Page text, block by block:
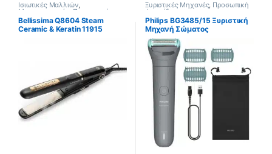
Ισιωτικές Μαλλιών,
Μικροσυσκευές Προσωπική
Φροντίδα
Bellissima Q8604 Steam
Ceramic & Keratin 11915
Ξυριστικές Μηχανές, Προσωπική
Φροντίδα
Philips BG3485/15 Ξυριστική
Μηχανή Σώματος
Επαναφορτιζόμενη